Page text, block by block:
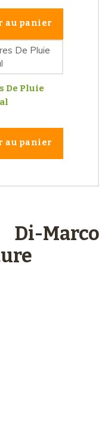
au panier
De Pluie
au panier
Di-Marco